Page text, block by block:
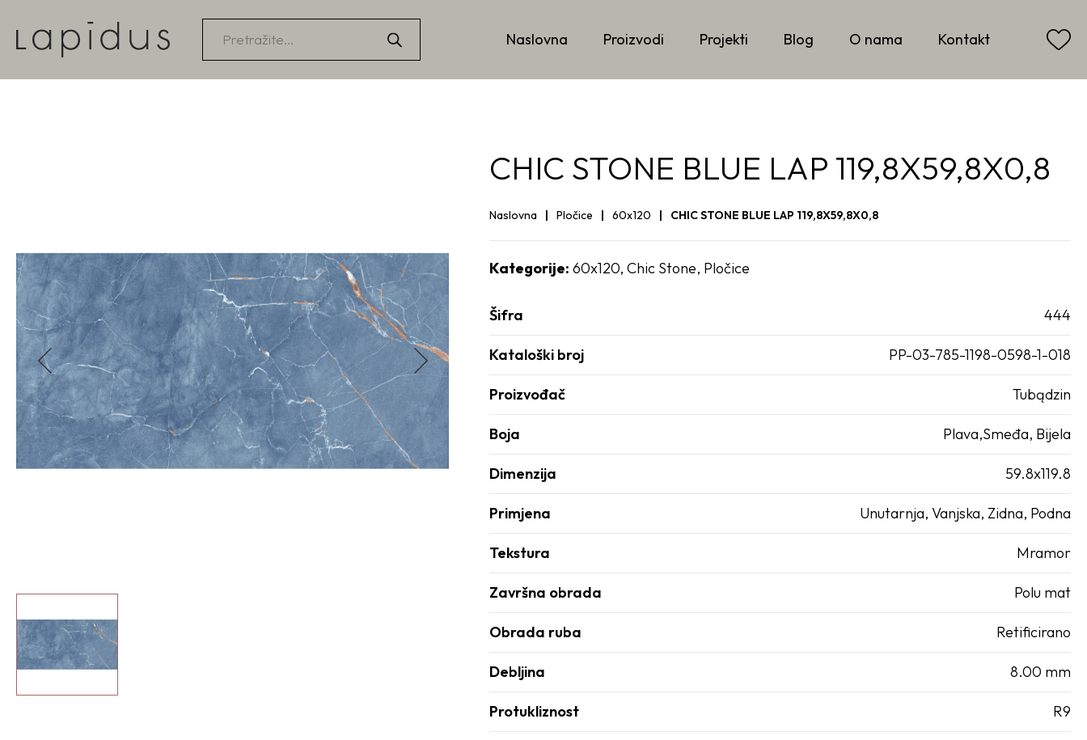
Products
search
Naslovna Proizvodi Projekti Blog O nama Kontakt
CHIC STONE BLUE LAP 119,8X59,8X0,8
Naslovna Pločice 60x120 CHIC STONE BLUE LAP 119,8X59,8X0,8
Kategorije: 60x120, Chic Stone, Pločice
Šifra 444
Kataloški broj PP-03-785-1198-0598-1-018
Proizvođač Tubądzin
Boja Plava,Smeđa, Bijela
Dimenzija 59.8x119.8
Primjena Unutarnja, Vanjska, Zidna, Podna
Tekstura Mramor
Završna obrada Polu mat
Obrada ruba Retificirano
Debljina 8.00 mm
Protukliznost R9